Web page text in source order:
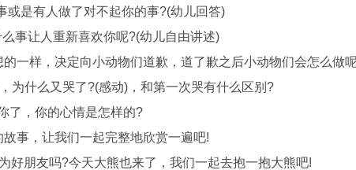
是有人做了对不起你的事?(幼儿回答)
让人重新喜欢你呢?(幼儿自由讲述)
样，决定向小动物们道歉，道了歉之后小动物们会怎么做
为什么又哭了?(感动)，和第一次哭有什么区别?
，你的心情是怎样的?
事，让我们一起完整地欣赏一遍吧!
朋友吗?今天大熊也来了，我们一起去抱一抱大熊吧!